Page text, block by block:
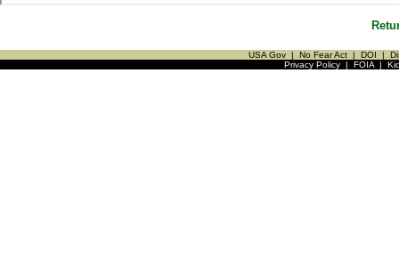
USA Gov | No Fear Act | DOI |
Privacy Policy| FOIA|